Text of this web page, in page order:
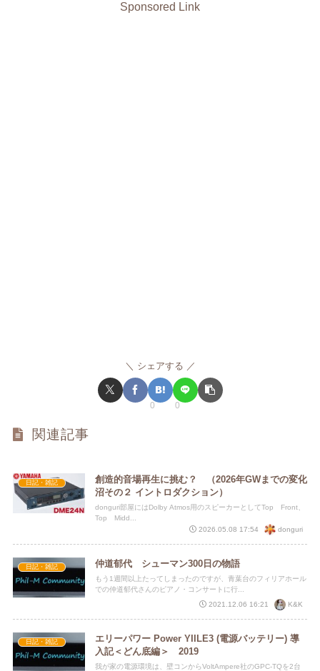
Sponsored Link
シェアする
0 0
関連記事
日記・雑記
創造的音場再生に挑む？ （2026年GWまでの変化
沼その２ イントロダクション）
donguri部屋にはDolby Atmos用のスピーカーとしてTop Front、
Top Midd...
2026.05.08 17:54
donguri
日記・雑記 仲道郁代 シューマン300日の物語
もう1週間以上たってしまったのですが、青葉台のフィリアホール
での仲道郁代さんのピアノ・コンサートに行...
2021.12.06 16:21
K&K
日記・雑記
エリーパワー Power YIILE3 (電源バッテリー) 導
入記＜どん底編＞ 2019
我が家の電源環境は、壁コンからVoltAmpere社のGPC-TQを2台